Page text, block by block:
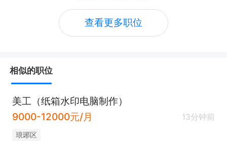
查看更多职位
相似的职位
美工（纸箱水印电脑制作）
9000-12000元/月
13分钟前
琅琊区